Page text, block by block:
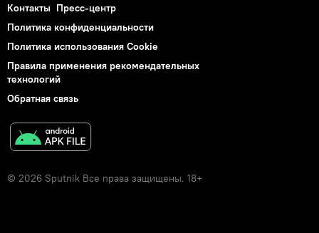
Контакты Пресс-центр
Политика конфиденциальности
Политика использования Cookie
Правила применения рекомендательных
технологий
Обратная связь
© 2026 Sputnik Все права защищены. 18+